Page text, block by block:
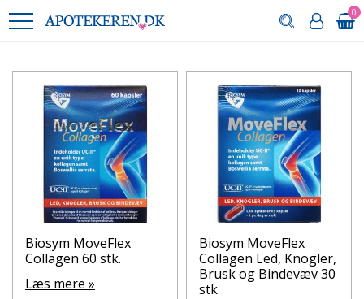
0
Biosym MoveFlex
Collagen 60 stk.
Læs mere »
Biosym MoveFlex
Collagen Led, Knogler,
Brusk og Bindevæv 30
stk.